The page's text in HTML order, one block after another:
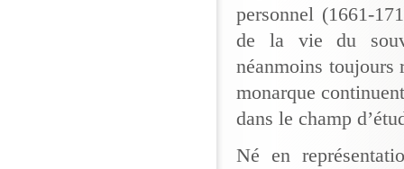
personnel (1661-
de la vie du
néanmoins toujours
monarque
dans le champ
Né en